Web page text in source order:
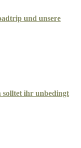
und unsere
solltet ihr unbedingt